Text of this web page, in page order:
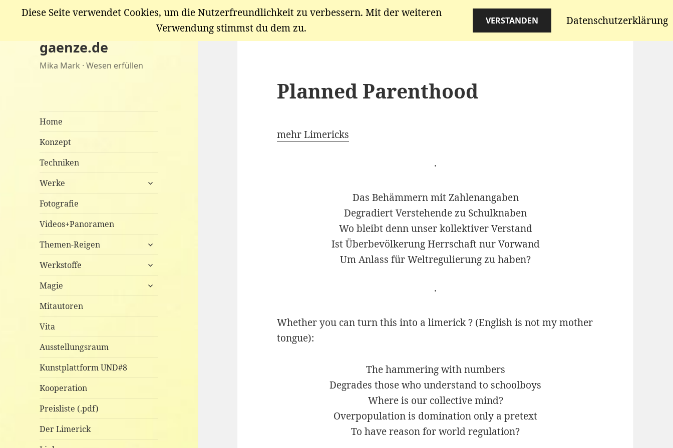
gaenze.de
Mika Mark · Wesen erfüllen
Home
Konzept
Techniken
Werke
untermenü
Fotografie
Videos+Panoramen
Themen-Reigen
untermenü
Werkstoffe
untermenü
Magie
untermenü
Mitautoren
Vita
Ausstellungsraum
Kunstplattform UND#8
Kooperation
Preisliste (.pdf)
Der Limerick
Planned Parenthood
mehr Limericks
·
Das Behämmern mit Zahlenangaben
Degradiert Verstehende zu Schulknaben
Wo bleibt denn unser kollektiver Verstand
Ist Überbevölkerung Herrschaft nur Vorwand
Um Anlass für Weltregulierung zu haben?
·
Whether you can turn this into a limerick ? (English is not my mother
tongue):
The hammering with numbers
Degrades those who understand to schoolboys
Where is our collective mind?
Overpopulation is domination only a pretext
To have reason for world regulation?
Diese Seite verwendet Cookies, um die Nutzerfreundlichkeit zu verbessern. Mit der weiteren
Verwendung stimmst du dem zu.
VERSTANDEN Datenschutzerklärung